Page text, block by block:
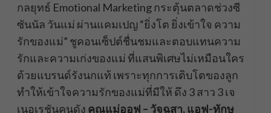
กลยุทธ์ Emotional Marketing กระตุ้นตลาดช่วงซี
ซันนัล วันแม่ ผ่านแคมเปญ “ยิ่งโต ยิ่งเข้าใจ ความ
รักของแม่” ชูคอนเซ็ปต์ชื่นชมและตอบแทนความ
รักและความเก่งของแม่ ที่แสนพิเศษไม่เหมือนใคร
ด้วยแบรนด์รังนกแท้ เพราะทุกการเติบโตของลูก
ทำให้เข้าใจความรักของแม่ที่มีให้ ดึง 3 สาว 3 เจ
เนอเรชันคนดัง คุณแม่ออฟ – วัจฉสา, แอฟ-ทักษ